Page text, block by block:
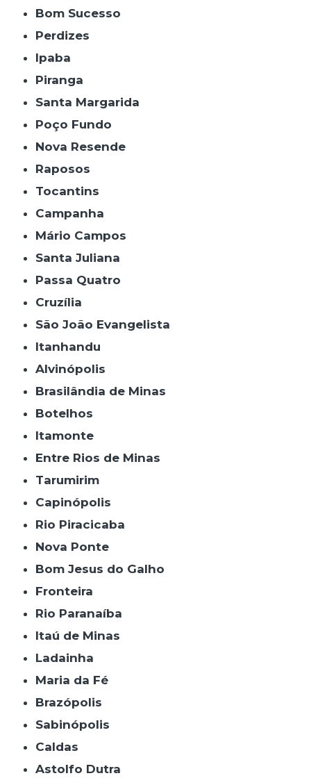
Bom Sucesso
Perdizes
Ipaba
Piranga
Santa Margarida
Poço Fundo
Nova Resende
Raposos
Tocantins
Campanha
Mário Campos
Santa Juliana
Passa Quatro
Cruzília
São João Evangelista
Itanhandu
Alvinópolis
Brasilândia de Minas
Botelhos
Itamonte
Entre Rios de Minas
Tarumirim
Capinópolis
Rio Piracicaba
Nova Ponte
Bom Jesus do Galho
Fronteira
Rio Paranaíba
Itaú de Minas
Ladainha
Maria da Fé
Brazópolis
Sabinópolis
Caldas
Astolfo Dutra